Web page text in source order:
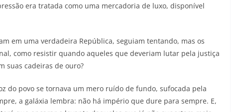
era tratada como uma mercadoria de luxo, disponível
em uma verdadeira República, seguiam tentando, mas os
como resistir quando aqueles que deveriam lutar pela justiça
suas cadeiras de ouro?
do povo se tornava um mero ruído de fundo, sufocada pela
a galáxia lembra: não há império que dure para sempre. E,